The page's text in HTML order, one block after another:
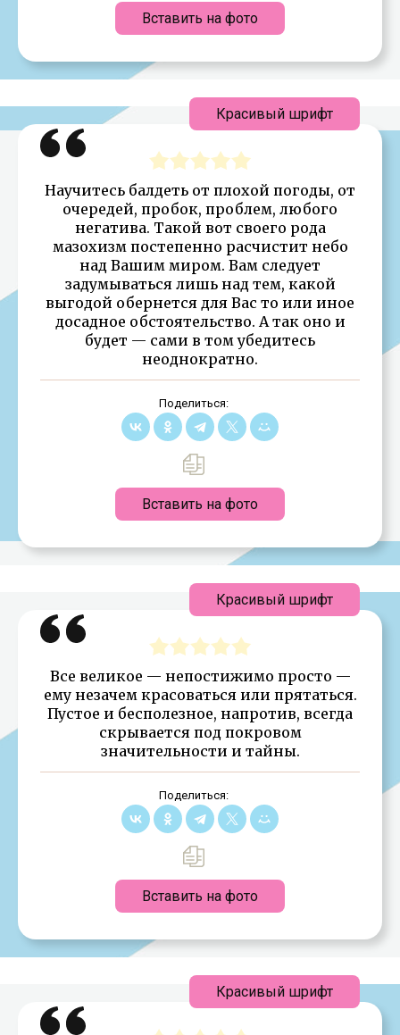
Вставить на фото
Научитесь балдеть от плохой погоды, от
очередей, пробок, проблем, любого
негатива. Такой вот своего рода
мазохизм постепенно расчистит небо
над Вашим миром. Вам следует
задумываться лишь над тем, какой
выгодой обернется для Вас то или иное
досадное обстоятельство. А так оно и
будет — сами в том убедитесь
неоднократно.
Поделиться:
Вставить на фото
Красивый шрифт
Все великое — непостижимо просто —
ему незачем красоваться или прятаться.
Пустое и бесполезное, напротив, всегда
скрывается под покровом
значительности и тайны.
Поделиться:
Вставить на фото
Красивый шрифт
Красивый шрифт